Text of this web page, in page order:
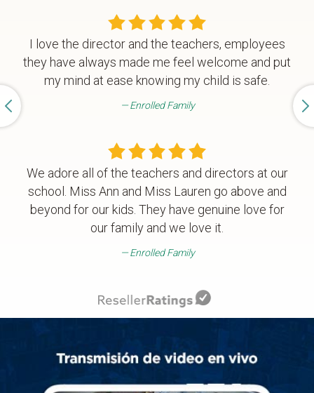
I love the director and the teachers, employees
they have always made me feel welcome and put
my mind at ease knowing my child is safe.
Enrolled Family
We adore all of the teachers and directors at our
school. Miss Ann and Miss Lauren go above and
beyond for our kids. They have genuine love for
our family and we love it.
Enrolled Family